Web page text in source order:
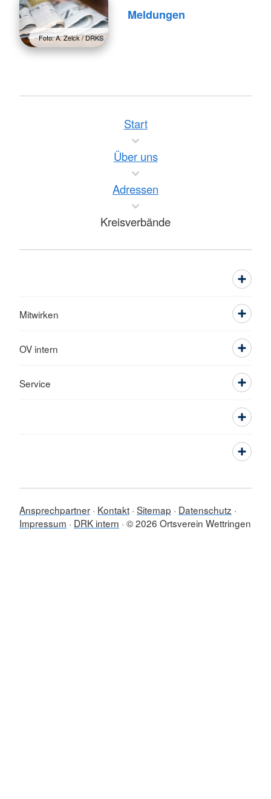
Foto: A. Zelck / DRKS
Meldungen
Start
Über uns
Adressen
Kreisverbände
Mitwirken
OV intern
Service
Ansprechpartner Kontakt Sitemap
Datenschutz
Impressum
DRK intern © 2026 Ortsverein Wettringen